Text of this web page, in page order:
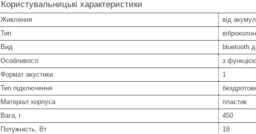
Користувальницькі характеристики
Живлення
від
Тип
Вид
bluetooth
Особливості
з
Формат акустики
1
Тип підключення
Матеріал корпуса
пластик
Вага, г
450
Потужність, Вт
18